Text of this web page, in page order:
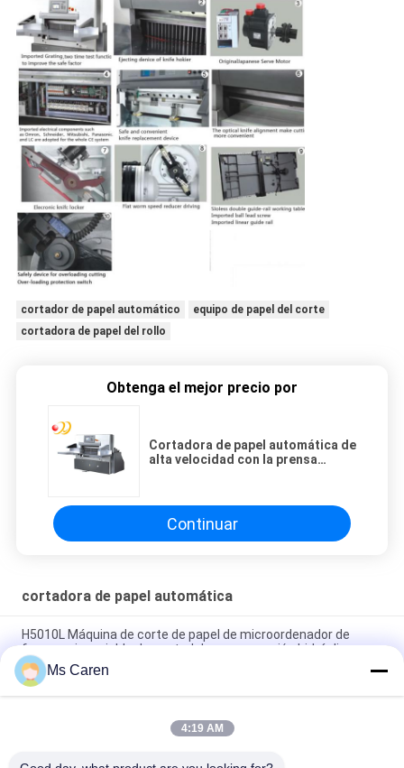
cortador de papel automático
equipo de papel del corte
cortadora de papel del rollo
Obtenga el mejor precio por
Cortadora de papel automática de
alta velocidad con la prensa
Continuar
cortadora de papel automática
H5010L Máquina de corte de papel de microordenador de
frecuencia variable de control de programación hidráulica
Máquina de corte de papel para tubos de hojas del modelo
1600 NC
CP-670B Máquina de corte de papel hidráulico de
Ms Caren
4:19 AM